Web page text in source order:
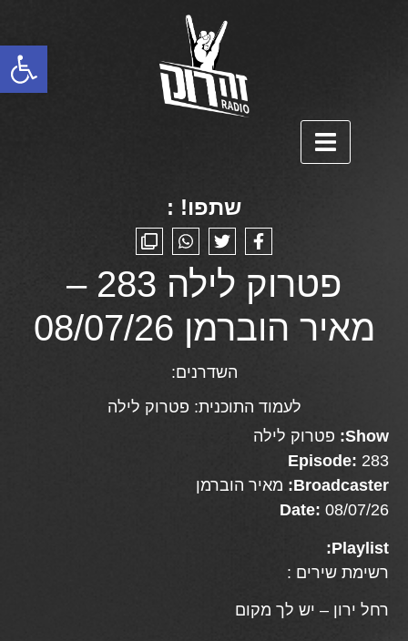
פתח סרגל נגישות
שתפו! :
פטרוק לילה 283 –
מאיר הוברמן 08/07/26
השדרנים:
לעמוד התוכנית: פטרוק לילה
Show: פטרוק לילה
Episode: 283
Broadcaster:
מאיר הוברמן
Date: 08/07/26
Playlist:
רשימת שירים :
רחל ירון – יש לך מקום